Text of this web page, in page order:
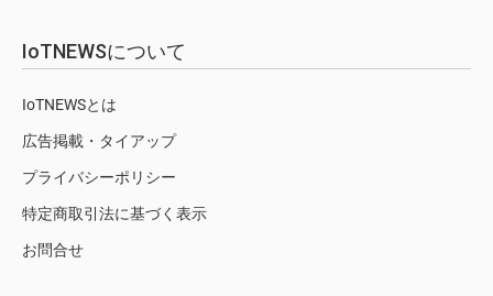
IoTNEWSについて
IoTNEWSとは
広告掲載・タイアップ
プライバシーポリシー
特定商取引法に基づく表示
お問合せ